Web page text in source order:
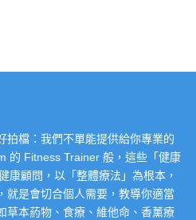
拍檔：我們不單能提供給你專業的
的 Fitness Trainer 般，這些「健康
康顧問，以「整體療法」為根本，
就是會切合個人需要，教導你適當
草本葯物、食療、維他命、香薰療